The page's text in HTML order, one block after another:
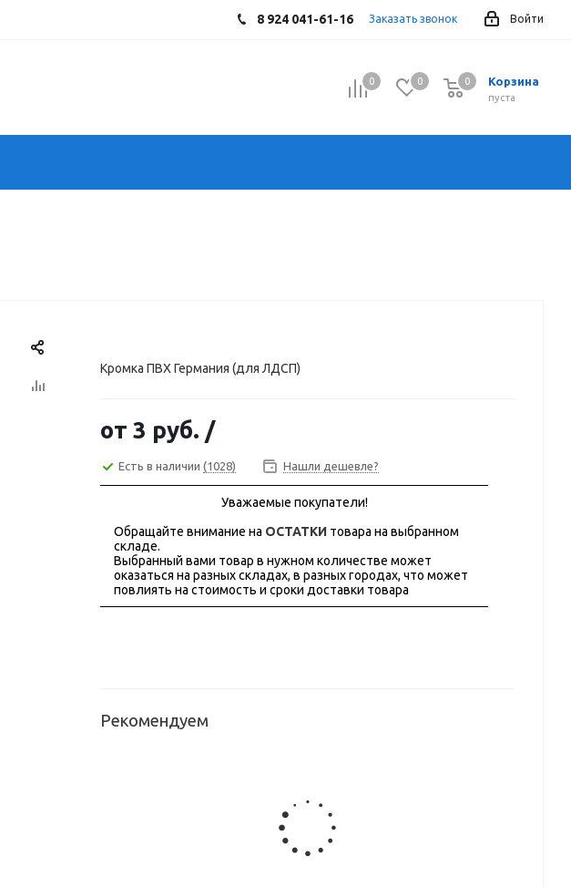
Войти
8 924 041-61-16 Заказать звонок
0 0 Корзина
0
пуста
0
Кромка ПВХ Германия (для ЛДСП)
от 3 руб. /
Есть в наличии (1028) Нашли дешевле?
Уважаемые покупатели!
Обращайте внимание на ОСТАТКИ товара на выбранном
складе.
Выбранный вами товар в нужном количестве может
оказаться на разных складах, в разных городах, что может
повлиять на стоимость и сроки доставки товара
Рекомендуем